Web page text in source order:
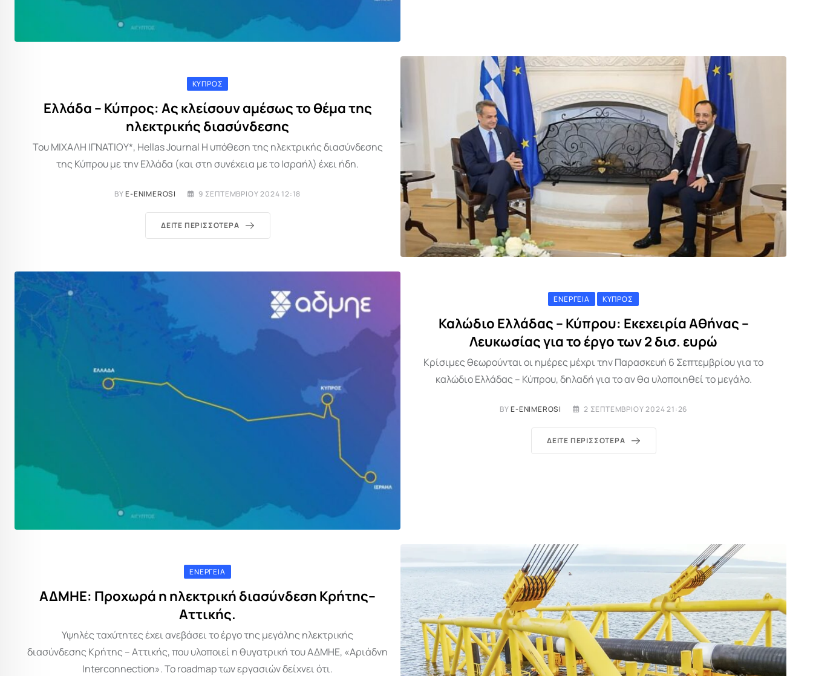
ΚΎΠΡΟΣ
Ελλάδα – Κύπρος: Ας κλείσουν αμέσως το θέμα της
ηλεκτρικής διασύνδεσης
Του ΜΙΧΑΛΗ ΙΓΝΑΤΙΟΥ*, Hellas Journal Η υπόθεση της ηλεκτρικής διασύνδεσης
της Κύπρου με την Ελλάδα (και στη συνέχεια με το Ισραήλ) έχει ήδη.
BYE-ENIMEROSI 9 ΣΕΠΤΕΜΒΡΊΟΥ 2024 12:18
ΔΕΊΤΕ ΠΕΡΙΣΣΌΤΕΡΑ
ΕΝΈΡΓΕΙΑ ΚΎΠΡΟΣ
Καλώδιο Ελλάδας – Κύπρου: Εκεχειρία Αθήνας –
Λευκωσίας για το έργο των 2 δισ. ευρώ
Κρίσιμες θεωρούνται οι ημέρες μέχρι την Παρασκευή 6 Σεπτεμβρίου για το
καλώδιο Ελλάδας – Κύπρου, δηλαδή για το αν θα υλοποιηθεί το μεγάλο.
BYE-ENIMEROSI 2 ΣΕΠΤΕΜΒΡΊΟΥ 2024 21:26
ΔΕΊΤΕ ΠΕΡΙΣΣΌΤΕΡΑ
ΕΝΈΡΓΕΙΑ
ΑΔΜΗΕ: Προχωρά η ηλεκτρική διασύνδεση Κρήτης–
Αττικής.
Υψηλές ταχύτητες έχει ανεβάσει το έργο της μεγάλης ηλεκτρικής
διασύνδεσης Κρήτης – Αττικής, που υλοποιεί η θυγατρική του ΑΔΜΗΕ, «Αριάδνη
Interconnection». Το roadmap των εργασιών δείχνει ότι.